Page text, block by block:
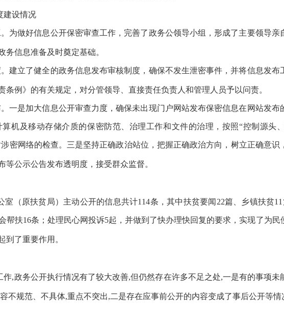
度建设情况
为做好信息公开保密审查工作，完善了政务公领导小组，形成了主要领导亲
政务信息准备及时奠定基础。
建立了健全的政务信息发布审核制度，确保不发生泄密事件，并将信息发布
条例》的有关规定，对分管领导、直接责任负责人和管理人员予以问责。
一是加大信息公开审查力度，确保未出现门户网站发布保密信息在网站发布
机及移动存储介质的保密防范、治理工作和文件的治理，按照“控制源头
密网络的检查。三是坚持正确政治站位，把握正确政治方向，树立正确意
等公示公告发布透明度，接受群众监督。
室（原扶贫局）主动公开的信息共计114条，其中扶贫要闻 22篇、乡镇扶贫11
帮扶16条 ； 处理民心网投诉5起，并做到了快办理快回复的要求，实现了为
起到了重要作用。
作,政务公开执行情况有了较大改善,但仍然存在许多不足之处,一是有的事项
不规范、不具体,重点不突出,二是存在应事前公开的内容变成了事后公开